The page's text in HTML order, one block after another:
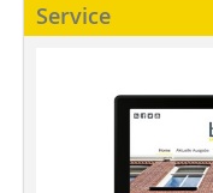
Service